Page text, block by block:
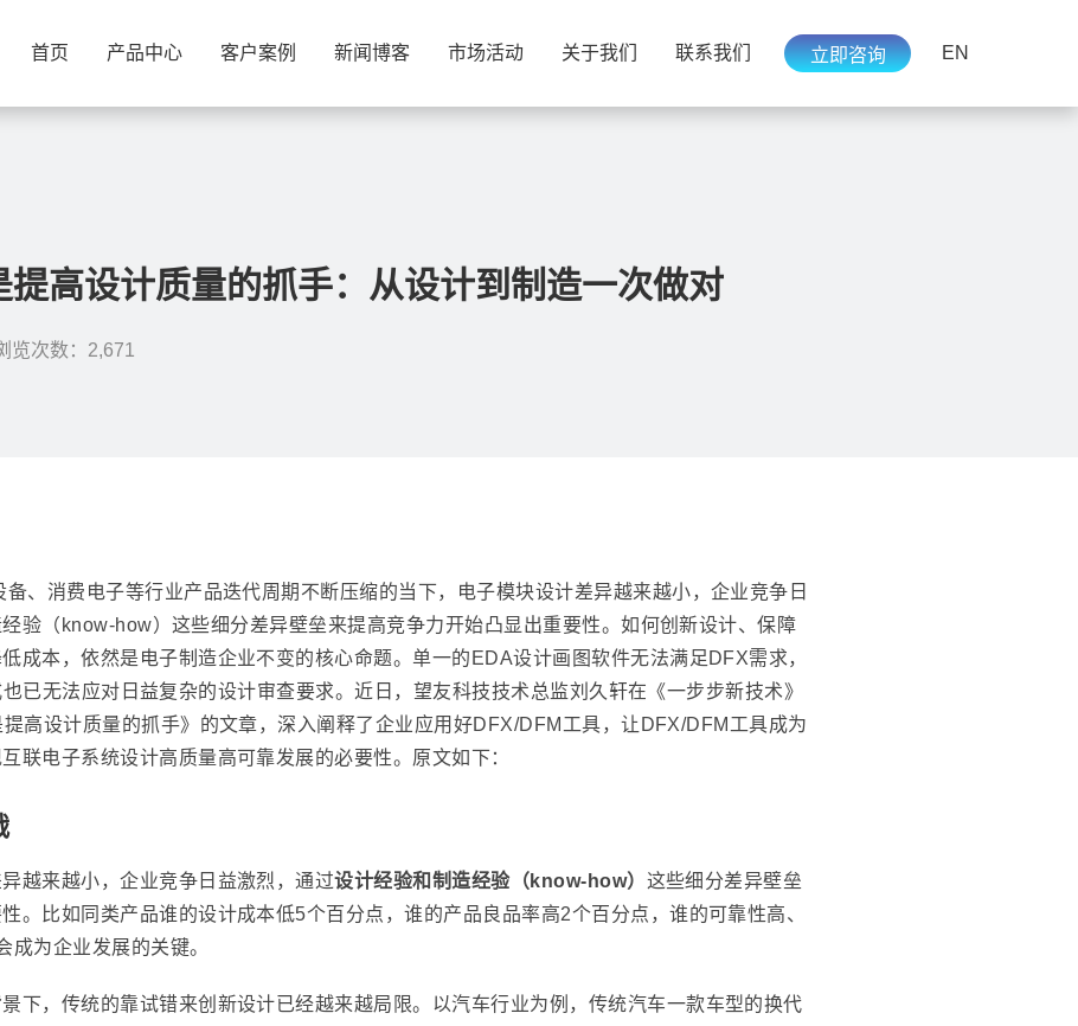
首页 产品中心 客户案例 新闻博客 市场活动 关于我们 联系我们 立即咨询 EN
提高设计质量的抓手：从设计到制造一次做对
览次数：2,671
、消费电子等行业产品迭代周期不断压缩的当下，电子模块设计差异越来越小，企业竞争日
验（know-how）这些细分差异壁垒来提高竞争力开始凸显出重要性。如何创新设计、保障
成本，依然是电子制造企业不变的核心命题。单一的EDA设计画图软件无法满足DFX需求，
已无法应对日益复杂的设计审查要求。近日，望友科技技术总监刘久轩在《一步步新技术》
高设计质量的抓手》的文章，深入阐释了企业应用好DFX/DFM工具，让DFX/DFM工具成为
联电子系统设计高质量高可靠发展的必要性。原文如下：
越来越小，企业竞争日益激烈，通过设计经验和制造经验（know-how） 这些细分差异壁垒
。比如同类产品谁的设计成本低5个百分点，谁的产品良品率高2个百分点，谁的可靠性高、
成为企业发展的关键。
下，传统的靠试错来创新设计已经越来越局限。以汽车行业为例，传统汽车一款车型的换代